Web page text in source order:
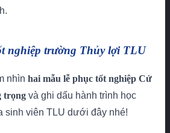
nghiệp trường Thủy lợi TLU
nhìn hai mẫu lễ phục tốt nghiệp Cử
trọng và ghi dấu hành trình học
sinh viên TLU dưới đây nhé!